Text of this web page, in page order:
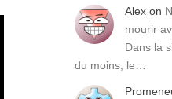
Alex on
mourir
Dans la
du moins, le…